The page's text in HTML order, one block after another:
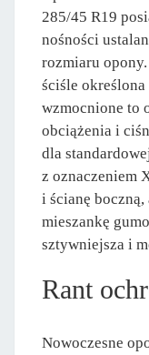
285/45 R19
nośności
rozmiaru
ściśle
wzmocnione to
obciążenia i
dla
z oznaczeniem
i ścianę
mieszankę
sztywniejsza i
Rant
Nowoczesne